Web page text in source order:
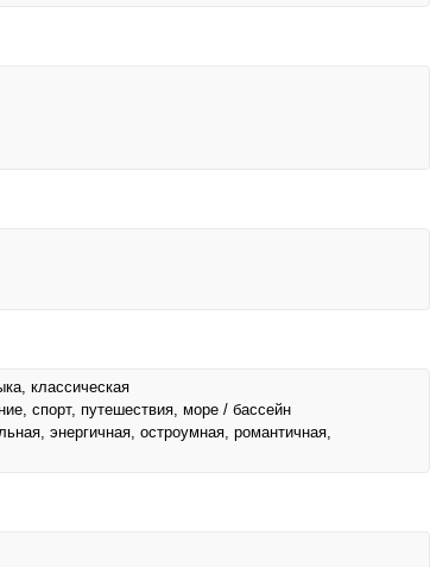
классическая
спорт, путешествия, море / бассейн
энергичная, остроумная, романтичная,